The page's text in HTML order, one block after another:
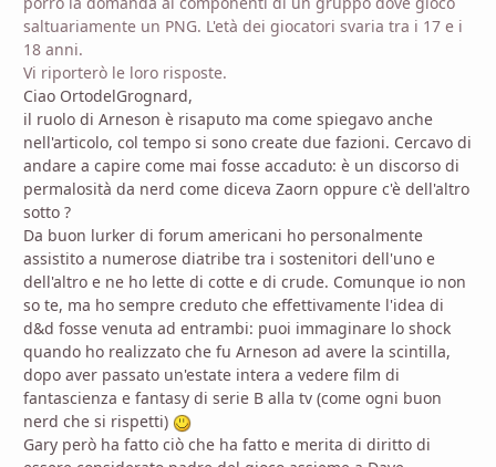
saltuariamente un PNG. L'età dei giocatori svaria tra i 17 e i
18 anni.
Vi riporterò le loro risposte.
Ciao OrtodelGrognard,
il ruolo di Arneson è risaputo ma come spiegavo anche
nell'articolo, col tempo si sono create due fazioni. Cercavo di
andare a capire come mai fosse accaduto: è un discorso di
permalosità da nerd come diceva Zaorn oppure c'è dell'altro
sotto ?
Da buon lurker di forum americani ho personalmente
assistito a numerose diatribe tra i sostenitori dell'uno e
dell'altro e ne ho lette di cotte e di crude. Comunque io non
so te, ma ho sempre creduto che effettivamente l'idea di
d&d fosse venuta ad entrambi: puoi immaginare lo shock
quando ho realizzato che fu Arneson ad avere la scintilla,
dopo aver passato un'estate intera a vedere film di
fantascienza e fantasy di serie B alla tv (come ogni buon
nerd che si rispetti)
Gary però ha fatto ciò che ha fatto e merita di diritto di